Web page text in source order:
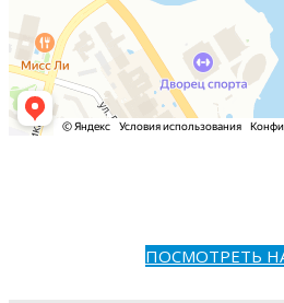
ПОСМОТРЕТЬ